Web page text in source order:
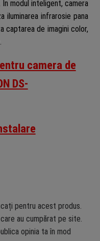
modul inteligent, camera
iluminarea infrarosie pana
captarea de imagini color,
camera de
DS-
pentru acest produs.
au cumpărat pe site.
opinia ta în mod